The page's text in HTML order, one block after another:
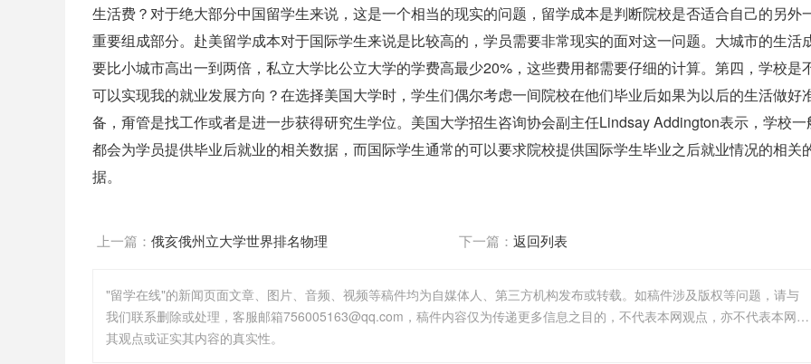
生活费？对于绝大部分中国留学生来说，这是一个相当的现实的问题，留学成本是判断院校是否适合自己的另外
重要组成部分。 赴美留学成本对于国际学生来说是比较高的，学员需要非常现实的面对这一问题。大城市的生活
要比小城市高出一到两倍，私立大学比公立大学的学费高最少20%，这些费用都需要仔细的计算。 第四，学校是
可以实现我的就业发展方向？在选择美国大学时，学生们偶尔考虑一间院校在他们毕业后如果为以后的生活做好
备，甭管是找工作或者是进一步获得研究生学位。美国大学招生咨询协会副主任Lindsay Addington表示，学校一
都会为学员提供毕业后就业的相关数据，而国际学生通常的可以要求院校提供国际学生毕业之后就业情况的相关
据。
上一篇： 俄亥俄州立大学世界排名物理 下一篇： 返回列表
"留学在线"的新闻页面文章、图片、音频、视频等稿件均为自媒体人、第三方机构发布或转载。如稿件涉及版权等问题，请与
我们联系删除或处理，客服邮箱756005163@qq.com，稿件内容仅为传递更多信息之目的，不代表本网观点，亦不代表本网站赞同
其观点或证实其内容的真实性。